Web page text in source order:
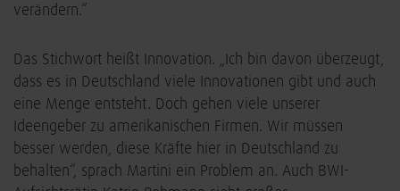
verändern.“
Das Stichwort heißt Innovation. „Ich bin davon überzeugt,
dass es in Deutschland viele Innovationen gibt und auch
eine Menge entsteht. Doch gehen viele unserer
Ideengeber zu amerikanischen Firmen. Wir müssen
besser werden, diese Kräfte hier in Deutschland zu
behalten“, sprach Martini ein Problem an. Auch BWI-